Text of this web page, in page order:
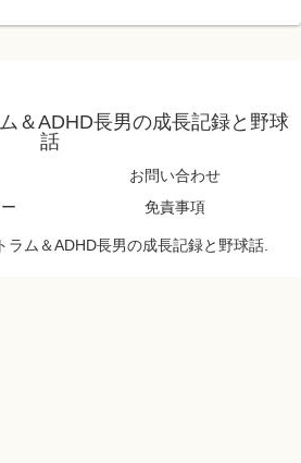
＆ADHD長男の成長記録と野球
話
お問い合わせ
免責事項
ム＆ADHD長男の成長記録と野球話.